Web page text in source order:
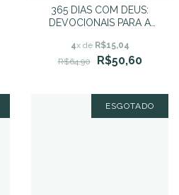
365 DIAS COM DEUS:
DEVOCIONAIS PARA A
DEUS
4x de R$15,04
R$64,90
R$50,60
ESGOTADO